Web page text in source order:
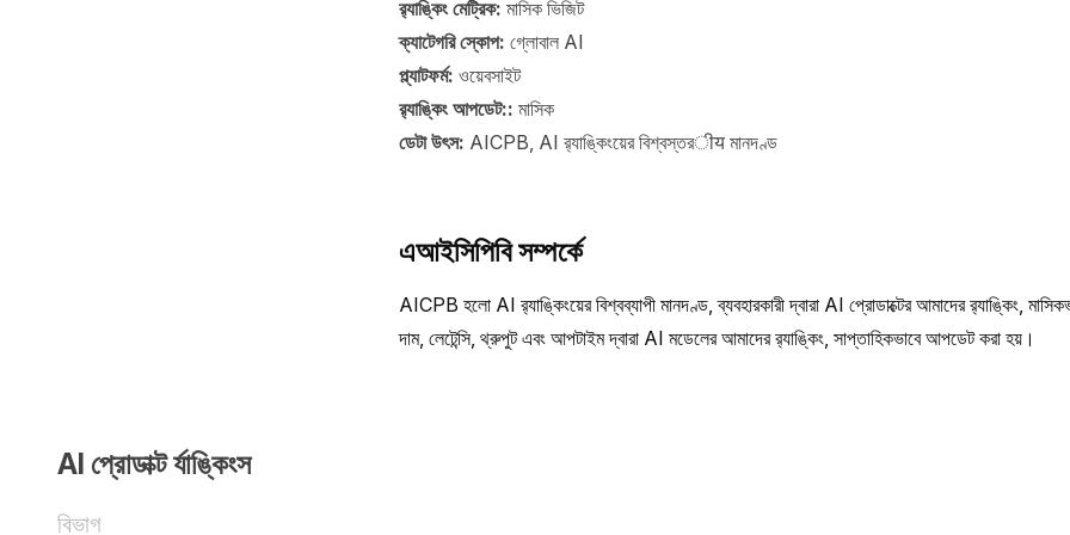
র‍্যাঙ্কিং মেট্রিক: মাসিক ভিজিট
ক্যাটেগরি স্কোপ: গ্লোবাল AI
প্ল্যাটফর্ম: ওয়েবসাইট
র‍্যাঙ্কিং আপডেট:: মাসিক
ডেটা উৎস: AICPB, AI র‍্যাঙ্কিংয়ের বিশ্বস্তরीय মানদণ্ড
এআইসিপিবি সম্পর্কে
AICPB হলো AI র‍্যাঙ্কিংয়ের বিশ্বব্যাপী মানদণ্ড, ব্যবহারকারী দ্বারা AI প্রোডাক্টের আমাদের র‍্যাঙ্কিং,
দাম, লেটেন্সি, থ্রুপুট এবং আপটাইম দ্বারা AI মডেলের আমাদের র‍্যাঙ্কিং, সাপ্তাহিকভাবে আপডেট করা হয়।
AI প্রোডাক্ট র্যাঙ্কিংস
বিভাগ